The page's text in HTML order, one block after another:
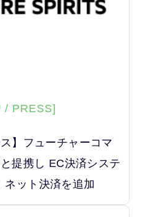
/ PRESS]
】フューチャーコマ
提携し EC決済システ
ネット決済を追加